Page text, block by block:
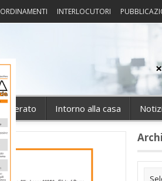
INTERLOCUTORI
Intorno alla casa